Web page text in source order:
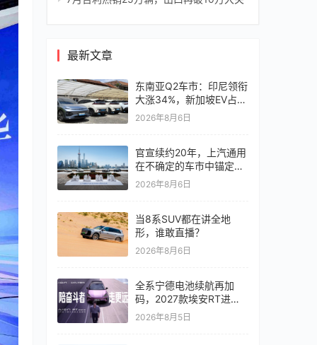
最新文章
东南亚Q2车市：印尼领衔
大涨34%，新加坡EV占比
超6成
2026年8月6日
官宣续约20年，上汽通用
在不确定的车市中锚定确
定未来
2026年8月6日
当8系SUV都在讲全地
形，谁敢直播？
2026年8月6日
全系宁德电池续航再加
码，2027款埃安RT进入
10万区间
2026年8月5日